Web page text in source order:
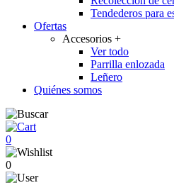
Tendederos para
Ofertas
Accesorios +
Ver todo
Parrilla enlozada
Leñero
Quiénes somos
0
0